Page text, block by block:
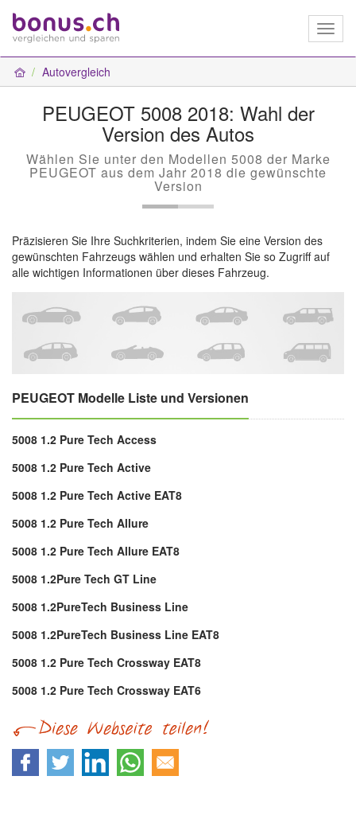
Autovergleich
PEUGEOT 5008 2018: Wahl der
Version des Autos
Wählen Sie unter den Modellen 5008 der Marke
PEUGEOT aus dem Jahr 2018 die gewünschte
Version
Präzisieren Sie Ihre Suchkriterien, indem Sie eine Version des
gewünschten Fahrzeugs wählen und erhalten Sie so Zugriff auf
alle wichtigen Informationen über dieses Fahrzeug.
PEUGEOT Modelle Liste und Versionen
5008 1.2 Pure Tech Access
5008 1.2 Pure Tech Active
5008 1.2 Pure Tech Active EAT8
5008 1.2 Pure Tech Allure
5008 1.2 Pure Tech Allure EAT8
5008 1.2Pure Tech GT Line
5008 1.2PureTech Business Line
5008 1.2PureTech Business Line EAT8
5008 1.2 Pure Tech Crossway EAT8
5008 1.2 Pure Tech Crossway EAT6